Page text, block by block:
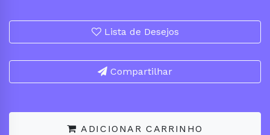
Lista de Desejos
Compartilhar
ADICIONAR CARRINHO